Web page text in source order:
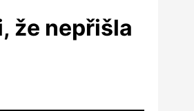
že nepřišla